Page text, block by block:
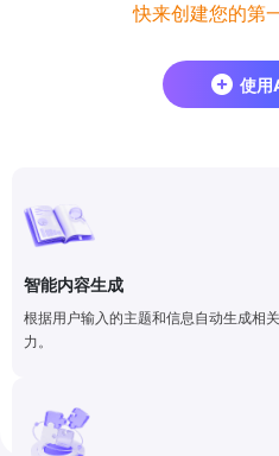
快来创建您的第
使用
智能内容生成
根据用户输入的主题和信息自动生成相
力。